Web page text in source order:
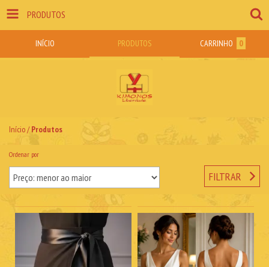
PRODUTOS
INÍCIO PRODUTOS CARRINHO 0
Início/ Produtos
Ordenar por
FILTRAR